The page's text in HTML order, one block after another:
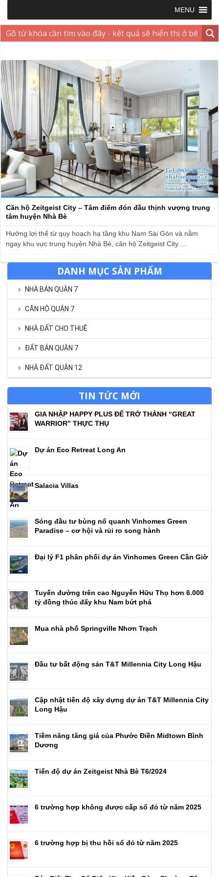
MENU
Căn hộ Zeitgeist City – Tâm điểm đón đầu thịnh vượng trung
tâm huyện Nhà Bè
Hưởng lợi thế từ quy hoạch hạ tầng khu Nam Sài Gòn và nằm
ngay khu vực trung huyện Nhà Bè, căn hộ Zeitgeist City ...
DANH MỤC SẢN PHẨM
NHÀ BÁN QUẬN 7
CĂN HỘ QUẬN 7
NHÀ ĐẤT CHO THUÊ
ĐẤT BÁN QUẬN 7
NHÀ ĐẤT QUẬN 12
TIN TỨC MỚI
GIA NHẬP HAPPY PLUS ĐỂ TRỞ THÀNH “GREAT
WARRIOR” THỰC THỤ
Dự án Eco Retreat Long An
Salacia Villas
Sóng đầu tư bùng nổ quanh Vinhomes Green
Paradise – cơ hội và rủi ro song hành
Đại lý F1 phân phối dự án Vinhomes Green Cần Giờ
Tuyến đường trên cao Nguyễn Hữu Thọ hơn 6.000
tỷ đồng thúc đẩy khu Nam bứt phá
Mua nhà phố Springville Nhơn Trạch
Đầu tư bất động sản T&T Millennia City Long Hậu
Cập nhật tiến độ xây dựng dự án T&T Millennia City
Long Hậu
Tiềm năng tăng giá của Phước Điền Midtown Bình
Dương
Tiến độ dự án Zeitgeist Nhà Bè T6/2024
6 trường hợp không được cấp sổ đỏ từ năm 2025
6 trường hợp bị thu hồi sổ đỏ từ năm 2025